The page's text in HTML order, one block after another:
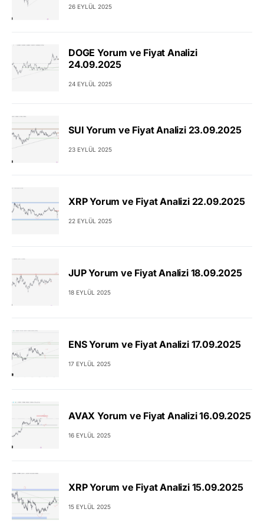
26 EYLÜL 2025
DOGE Yorum ve Fiyat Analizi
24.09.2025
24 EYLÜL 2025
SUI Yorum ve Fiyat Analizi 23.09.2025
23 EYLÜL 2025
XRP Yorum ve Fiyat Analizi 22.09.2025
22 EYLÜL 2025
JUP Yorum ve Fiyat Analizi 18.09.2025
18 EYLÜL 2025
ENS Yorum ve Fiyat Analizi 17.09.2025
17 EYLÜL 2025
AVAX Yorum ve Fiyat Analizi 16.09.2025
16 EYLÜL 2025
XRP Yorum ve Fiyat Analizi 15.09.2025
15 EYLÜL 2025